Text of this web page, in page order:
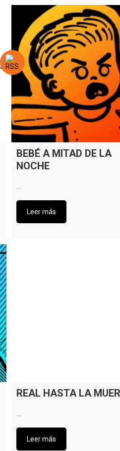
BEBÉ A MITAD DE LA
NOCHE
…
Leer más
REAL HASTA LA
Leer más